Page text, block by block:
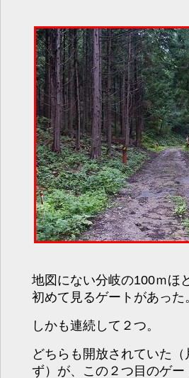
地図にない分岐の100ｍほ
初めて見るゲートがあった
しかも連続して２つ。
どちらも開放されていた
ず）が、この２つ目のゲー